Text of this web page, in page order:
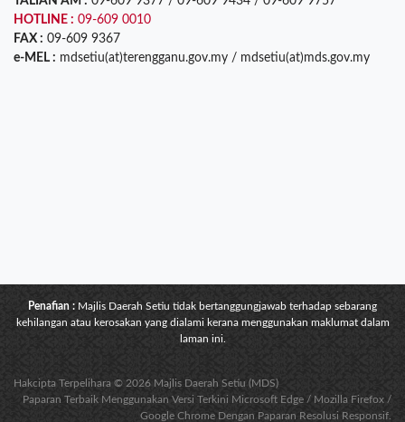
HOTLINE : 09-609 0010
FAX : 09-609 9367
e-MEL : mdsetiu(at)terengganu.gov.my / mdsetiu(at)mds.gov.my
Penafian : Majlis Daerah Setiu tidak bertanggungjawab terhadap sebarang
kehilangan atau kerosakan yang dialami kerana menggunakan maklumat dalam
laman ini.
Hakcipta Terpelihara © 2026 Majlis Daerah Setiu (MDS)
Paparan Terbaik Menggunakan Versi Terkini Microsoft Edge / Mozilla Firefox /
Google Chrome Dengan Paparan Resolusi Responsif.